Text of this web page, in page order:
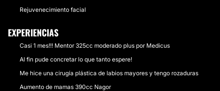
Rejuvenecimiento facial
EXPERIENCIAS
Casi 1 mes!!! Mentor 325cc moderado plus por Medicus
Al fin pude concretar lo que tanto espere!
Me hice una cirugía plástica de labios mayores y tengo rozaduras
Aumento de mamas 390cc Nagor